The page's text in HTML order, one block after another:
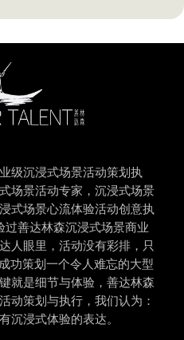
级沉浸式场景活动策划执
场景活动专家，沉浸式场景
式场景心流体验活动创意执
善达林森沉浸式场景商业
人眼里，活动没有彩排，只
功策划一个令人难忘的大型
就是细节与体验，善达林森
动策划与执行，我们认为：
沉浸式体验的表达。